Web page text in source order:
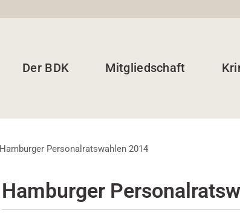
Der BDK Mitgliedschaft
Hamburger Personalratswahlen 2014
Hamburger